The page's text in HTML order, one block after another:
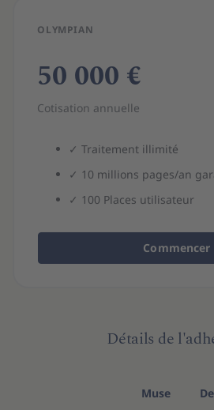
OLYMPIAN
50 000 €
Cotisation annuelle
✓Traitement illimité
✓ 10 millions pages/an
✓ 100 Places utilisateur
Commencer
Détails de
Muse